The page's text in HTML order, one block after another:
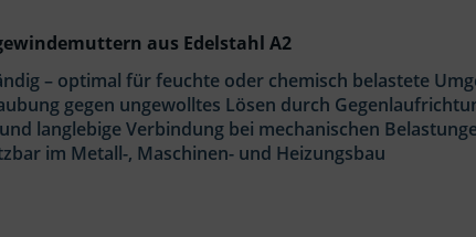
aus Edelstahl A2
– optimal für feuchte oder chemisch belastete
gegen ungewolltes Lösen durch
langlebige Verbindung bei mechanischen
im Metall-, Maschinen- und Heizungsbau